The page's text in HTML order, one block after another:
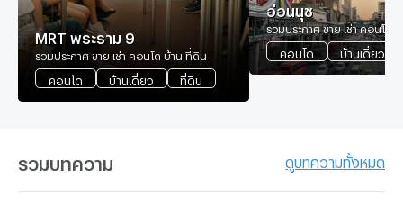
MRT พระราม 9
รวมประกาศ ขาย เช่า คอนโด บ้าน ที่ดิน
คอนโด บ้านเดี่ยว ที่ดิน
อ่อนนุช
รวมประกาศ ขาย เช่า คอนโด
คอนโด บ้านเดี่ยว
รวมบทความ ดูบทความทั้งหมด